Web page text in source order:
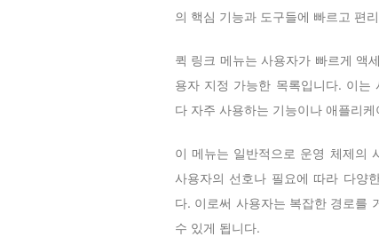
의 핵심 기능과 도구들에 빠르고 편
퀵 링크 메뉴는 사용자가 빠르게 액
용자 지정 가능한 목록입니다. 이는
다 자주 사용하는 기능이나 애플리
이 메뉴는 일반적으로 운영 체제의
사용자의 선호나 필요에 따라 다양
다. 이로써 사용자는 복잡한 경로를
수 있게 됩니다.